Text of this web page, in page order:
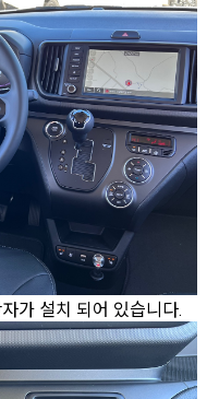
가 설치 되어 있습니다.